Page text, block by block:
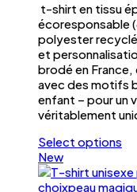
la
page
du
produit
t-shirt en tissu
écoresponsable
polyester
et
brodé en
avec des motifs
enfant – pour un
véritablement
Select options
Ce
produit
a
New